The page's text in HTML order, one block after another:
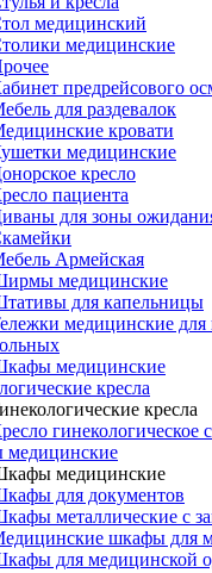
медицинский
медицинские
предрейсового
для раздевалок
кровати
медицинские
кресло
пациента
для зоны
Армейская
медицинские
для капельницы
медицинские для
медицинские
кресла
кресла
гинекологическое
медицинские
для документов
металлические с
шкафы для
для медицинской